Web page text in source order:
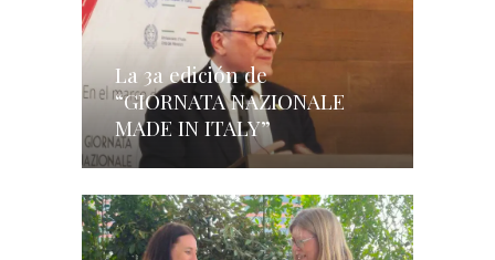
La 3a edición de
“GIORNATA NAZIONALE
MADE IN ITALY”